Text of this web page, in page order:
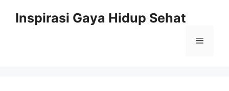
Inspirasi Gaya Hidup Sehat
Menu